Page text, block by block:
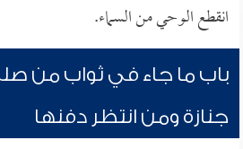
انقطع الوحي من السماء.
باب ما جاء في ثواب من
جنازة ومن انتظر دفنها